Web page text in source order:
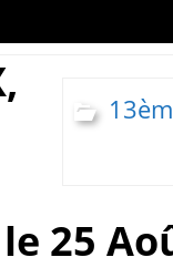
25